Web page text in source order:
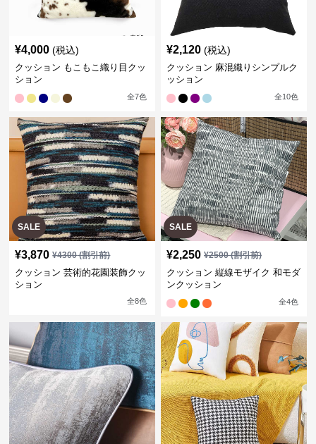
¥4,000 (税込)
クッション もこもこ織り目クッ
ション
全7色
¥2,120 (税込)
クッション 麻混織りシンプルク
ッション
全10色
SALE
¥3,870 ¥4300(割引前)
クッション 芸術的花園装飾クッ
ション
全8色
SALE
¥2,250 ¥2500(割引前)
クッション 縦線モザイク 和モダ
ンクッション
全4色